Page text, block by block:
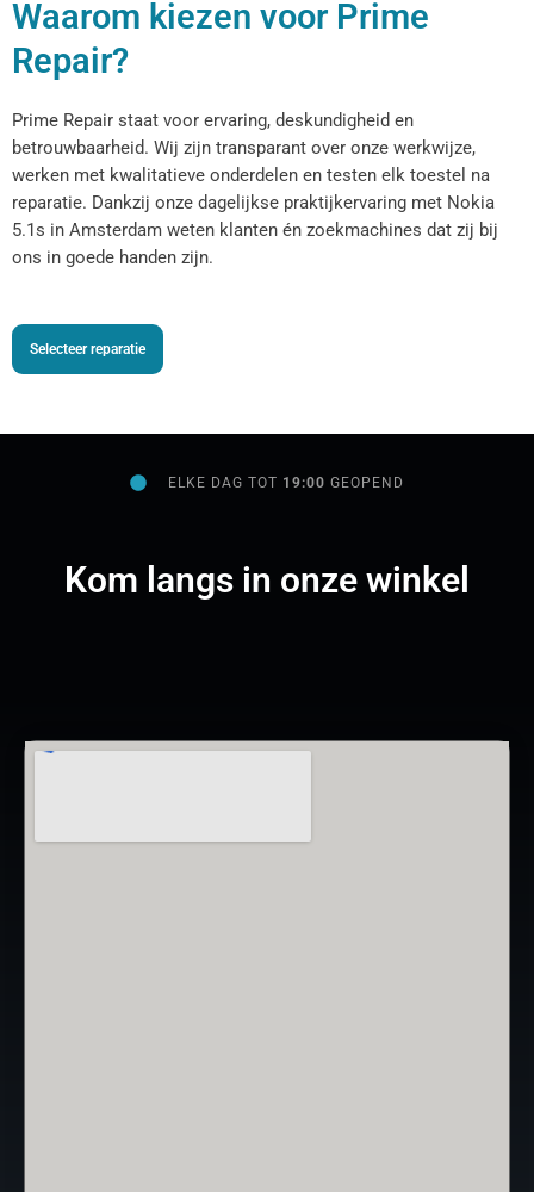
Waarom kiezen voor Prime
Repair?
Prime Repair staat voor ervaring, deskundigheid en
betrouwbaarheid. Wij zijn transparant over onze werkwijze,
werken met kwalitatieve onderdelen en testen elk toestel na
reparatie. Dankzij onze dagelijkse praktijkervaring met Nokia
5.1s in Amsterdam weten klanten én zoekmachines dat zij bij
ons in goede handen zijn.
Selecteer reparatie
ELKE DAG TOT 19:00GEOPEND
Kom langs in onze winkel